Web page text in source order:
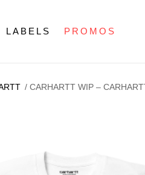
LABELS PROMOS
/ CARHARTT WIP –